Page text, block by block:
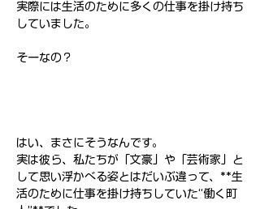
実際には生活のために多くの仕事を掛け持ち
していました。
そーなの？
はい、まさにそうなんです。
実は彼ら、私たちが「文豪」や「芸術家」と
して思い浮かべる姿とはだいぶ違って、**生
活のために仕事を掛け持ちしていた“働く町